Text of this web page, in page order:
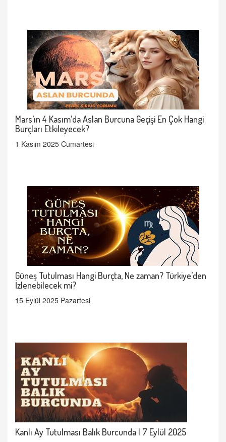
Mars’ın 4 Kasım’da Aslan Burcuna Geçişi En Çok Hangi
Burçları Etkileyecek?
1 Kasım 2025 Cumartesi
Güneş Tutulması Hangi Burçta, Ne zaman? Türkiye’den
İzlenebilecek mi?
15 Eylül 2025 Pazartesi
Kanlı Ay Tutulması Balık Burcunda | 7 Eylül 2025